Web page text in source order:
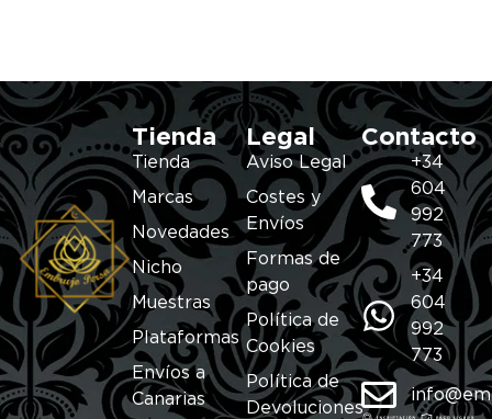
Tienda
Tienda
Marcas
Novedades
Nicho
Muestras
Plataformas
Envíos a
Canarias
Legal
Aviso Legal
Costes y
Envíos
Formas de
pago
Política de
Cookies
Política de
Devoluciones
Contacto
+34
604
992
773
+34
604
992
773